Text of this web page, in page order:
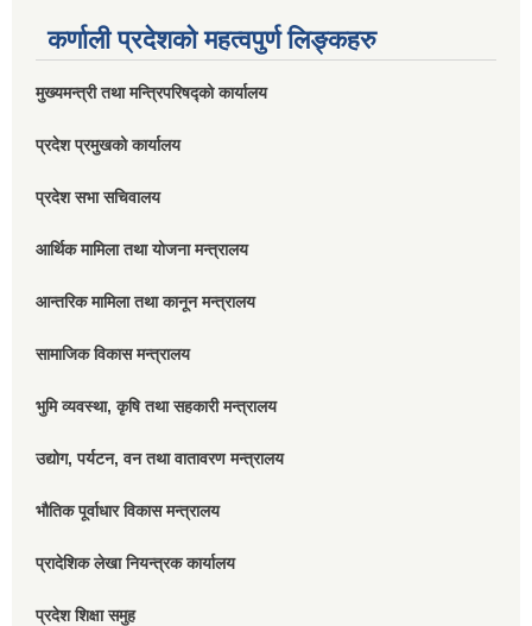
कर्णाली प्रदेशको महत्वपुर्ण लिङ्कहरु
मुख्यमन्त्री तथा मन्त्रिपरिषद्को कार्यालय
प्रदेश प्रमुखको कार्यालय
प्रदेश सभा सचिवालय
आर्थिक मामिला तथा योजना मन्त्रालय
आन्तरिक मामिला तथा कानून मन्त्रालय
सामाजिक विकास मन्त्रालय
भुमि व्यवस्था, कृषि तथा सहकारी मन्त्रालय
उद्योग, पर्यटन, वन तथा वातावरण मन्त्रालय
भौतिक पूर्वाधार विकास मन्त्रालय
प्रादेशिक लेखा नियन्त्रक कार्यालय
प्रदेश शिक्षा समुह